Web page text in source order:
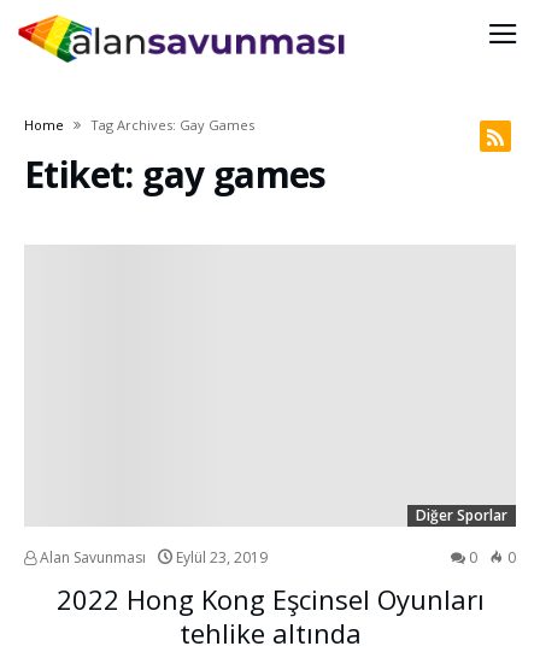
Home Tag Archives: Gay Games
Etiket: gay games
Diğer Sporlar
Alan Savunması Eylül 23, 2019 0 0
2022 Hong Kong Eşcinsel Oyunları
tehlike altında